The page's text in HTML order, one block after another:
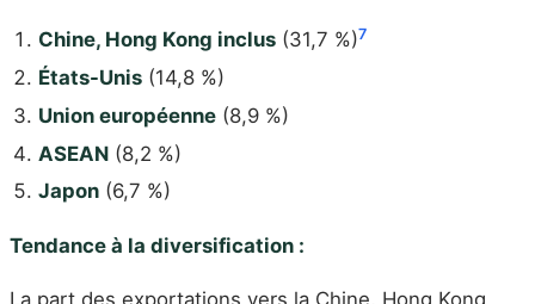
Chine, Hong Kong inclus (31,7 %)7
États-Unis (14,8 %)
Union européenne (8,9 %)
ASEAN (8,2 %)
Japon (6,7 %)
Tendance à la diversification :